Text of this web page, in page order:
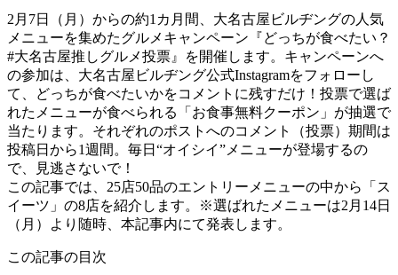
2月7日（月）からの約1カ月間、大名古屋ビルヂングの人気
メニューを集めたグルメキャンペーン『どっちが食べたい？
#大名古屋推しグルメ投票』を開催します。キャンペーンへ
の参加は、大名古屋ビルヂング公式Instagramをフォローし
て、どっちが食べたいかをコメントに残すだけ！投票で選ば
れたメニューが食べられる「お食事無料クーポン」が抽選で
当たります。それぞれのポストへのコメント（投票）期間は
投稿日から1週間。毎日“オイシイ”メニューが登場するの
で、見逃さないで！
この記事では、25店50品のエントリーメニューの中から「ス
イーツ」の8店を紹介します。※選ばれたメニューは2月14日
（月）より随時、本記事内にて発表します。
この記事の目次